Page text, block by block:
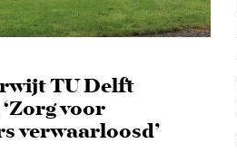
TU Delft
voor
verwaarloosd’